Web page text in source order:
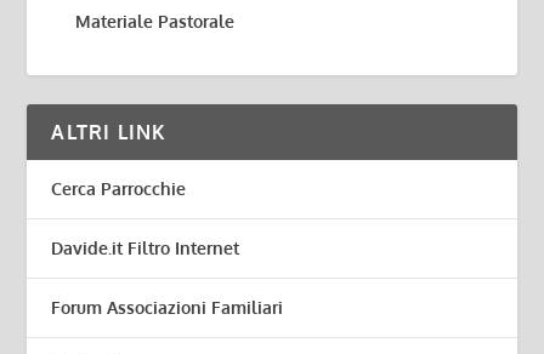
Materiale Pastorale
ALTRI LINK
Cerca Parrocchie
Davide.it Filtro Internet
Forum Associazioni Familiari